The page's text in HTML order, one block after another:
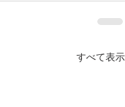
すべて表示